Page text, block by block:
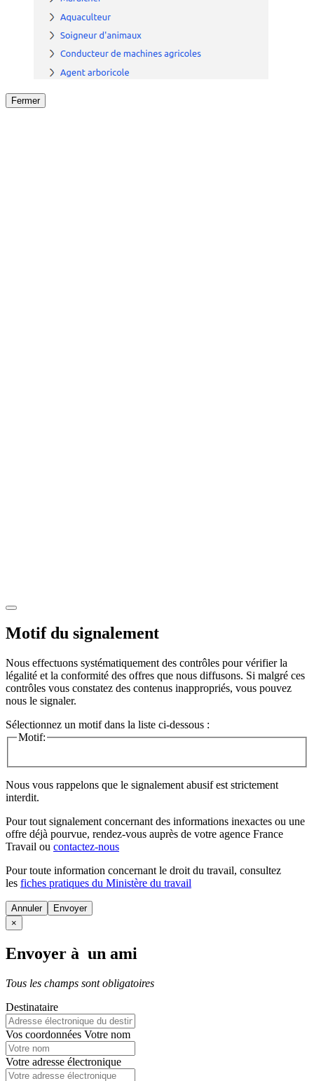
Fermer
Motif du signalement
Nous effectuons systématiquement des contrôles pour vérifier la
légalité et la conformité des offres que nous diffusons. Si malgré ces
contrôles vous constatez des contenus inappropriés, vous pouvez
nous le signaler.
Sélectionnez un motif dans la liste ci-dessous :
Motif:
Nous vous rappelons que le signalement abusif est strictement
interdit.
Pour tout signalement concernant des informations inexactes ou une
offre déjà pourvue, rendez-vous auprès de votre agence France
Travail ou contactez-nous
Pour toute information concernant le droit du travail, consultez
les fiches pratiques du Ministère du travail
Annuler
×
Envoyer à un ami
Tous les champs sont obligatoires
Destinataire
Vos coordonnées Votre nom
Votre adresse électronique